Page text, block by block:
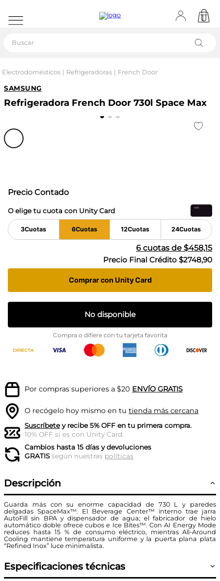
Electrodomésticos Refrigeradoras French Door
SAMSUNG
Refrigeradora French Door 730l Space Max
Precio Contado
O elige tu cuota con Unity Card
3Cuotas 6Cuotas 12Cuotas 24Cuotas
6 cuotas de $458,15
Precio Final Crédito $2748,90
Comprar con Unity Card
No disponible
Compra o difiere con tu tarjeta favorita
Por compras superiores a $20 ENVÍO GRATIS
O recógelo hoy mismo en tu tienda más cercana
Suscríbetey recibe 5% OFF en tu primera compra.
10% OFF si es con Unity Card.
Cambios hasta 15 días y devoluciones
GRATISsegún nuestras políticas
Descripción
Guarda más con su enorme capacidad de 730 L y paredes
delgadas SpaceMax™. El Beverage Center™ interno trae jarra
AutoFill sin BPA y dispensador de agua; el fabricador de hielo
automático doble ofrece cubos e Ice Bites™. Con AI Energy Mode
reduces hasta 15 % de consumo eléctrico, mientras All-Around
Cooling mantiene temperatura uniforme y la puerta plana plata
“Refined Inox” luce minimalista.
Especificaciones técnicas